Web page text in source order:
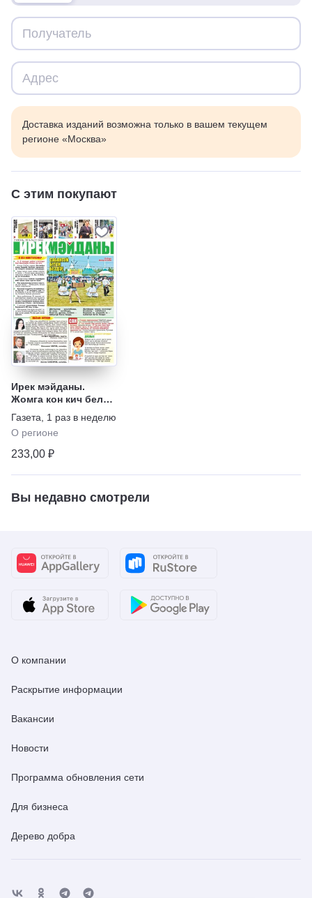
Доставка изданий возможна только в вашем текущем
регионе «Москва»
С этим покупают
Ирек мэйданы.
Жомга кон кич белэн
(на татарском языке)
Газета
1 раз в неделю
О регионе
233,00 ₽
Вы недавно смотрели
О компании
Раскрытие информации
Вакансии
Новости
Программа обновления сети
Для бизнеса
Дерево добра